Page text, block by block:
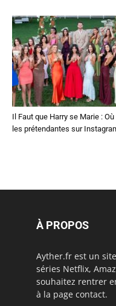
Il Faut que Harry se Marie :
les prétendantes sur
À PROPOS
Ayther.fr est un
séries Netflix,
souhaitez rentrer
à la page contact.